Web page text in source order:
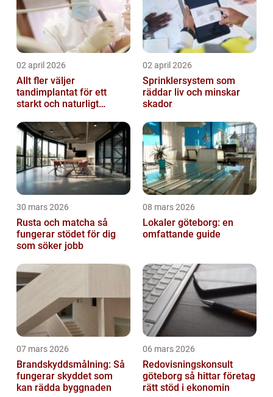
02 april 2026
Allt fler väljer
tandimplantat för ett
starkt och naturligt
02 april 2026
Sprinklersystem som
räddar liv och minskar
skador
30 mars 2026
Rusta och matcha så
fungerar stödet för dig
som söker jobb
08 mars 2026
Lokaler göteborg: en
omfattande guide
07 mars 2026
Brandskyddsmålning: Så
fungerar skyddet som
kan rädda byggnaden
06 mars 2026
Redovisningskonsult
göteborg så hittar företag
rätt stöd i ekonomin